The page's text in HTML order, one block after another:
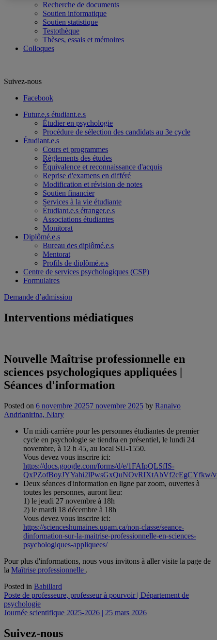
Recherche de documents
Soutien informatique
Soutien statistique
Testothèque
Thèses, essais et mémoires
Colloques
Suivez-nous
Facebook
Futur.e.s étudiant.e.s
Étudier en psychologie
Procédure de sélection des candidats au 3e cycle
Étudiant.e.s
Cours et programmes
Règlements des études
Équivalence et reconnaissance d'acquis
Reprise d'examens en différé
Modification et révision de notes
Soutien financier
Services à la vie étudiante
Étudiant.e.s étranger.e.s
Associations étudiantes
Monitorat
Diplômé.e.s
Bureau des diplômé.e.s
Mentorat
Profils de diplômé.e.s
Centre de services psychologiques (CSP)
Formulaires
Demande d’admission
Interventions médiatiques
Nouvelle Maîtrise professionnelle en
sciences psychologiques appliquées |
Séances d'information
Posted on 6 novembre 20257 novembre 2025 by Ranaivo
Andrianirina, Niary
Un midi-carrière pour les personnes étudiantes de premier
cycle en psychologie se tiendra en présentiel, le lundi 24
novembre, à 12 h 45, au local SU-1550.
Vous devez vous inscrire ici:
https://docs.google.com/forms/d/e/1FAIpQLSfIS-
QxPZofBoyJYYahi2lPwsGxQuNOvRIXtAbVf2cEgCYfkw/
Deux séances d'information en ligne par zoom, ouvertes à
toutes les personnes, auront lieu:
1) le jeudi 27 novembre à 18h
2) le mardi 18 décembre à 18h
Vous devez vous inscrire ici:
https://scienceshumaines.uqam.ca/non-classe/seance-
dinformation-sur-la-maitrise-professionnelle-en-sciences-
psychologiques-appliquees/
Pour plus d'informations, nous vous invitons à aller visite la page de
la Maîtrise professionnelle .
Posted in Babillard
Navigation
de
Poste de professeure, professeur à pourvoir | Département de
psychologie
Journée scientifique 2025-2026 | 25 mars 2026
Suivez-nous